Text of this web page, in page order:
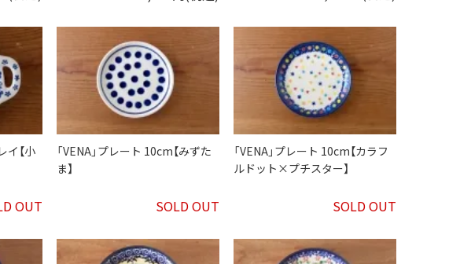
イ【小
OUT
「VENA」プレート 10cm【みずた
ま】
SOLD OUT
「VENA」プレート 10cm【カラフ
ルドット×プチスター】
SOLD OUT